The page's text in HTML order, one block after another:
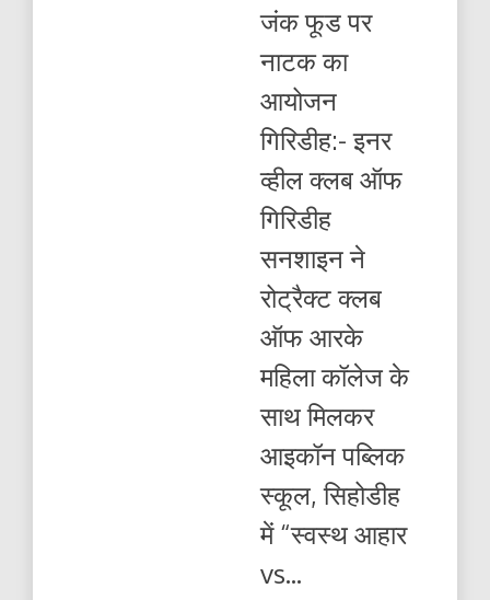
फूड
जंक फूड पर
नाटक का
आयोजन
गिरिडीह:- इनर
व्हील क्लब ऑफ
गिरिडीह
सनशाइन ने
रोट्रैक्ट क्लब
ऑफ आरके
महिला कॉलेज के
साथ मिलकर
आइकॉन पब्लिक
स्कूल, सिहोडीह
में “स्वस्थ आहार
vs...